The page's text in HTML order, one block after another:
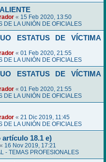
« 15 Feb 2020, 13:50
DE LA UNIÓN DE OFICIALES
ESTATUS DE VÍCTIMA
« 01 Feb 2020, 21:55
DE LA UNIÓN DE OFICIALES
ESTATUS DE VÍCTIMA
« 01 Feb 2020, 21:55
DE LA UNIÓN DE OFICIALES
« 21 Dic 2019, 11:45
DE LA UNIÓN DE OFICIALES
18.1 e)
« 16 Nov 2019, 17:21
- TEMAS PROFESIONALES